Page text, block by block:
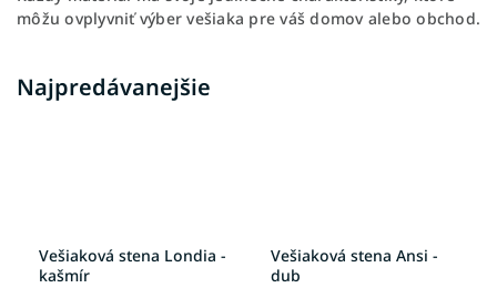
môžu ovplyvniť výber vešiaka pre váš domov alebo obchod.
Najpredávanejšie
Vešiaková stena Londia -
kašmír
Vešiaková stena Ansi -
dub